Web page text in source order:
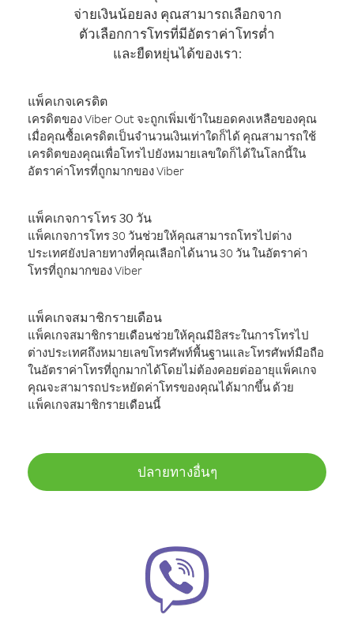
จ่ายเงินน้อยลง คุณสามารถเลือกจาก
ตัวเลือกการโทรที่มีอัตราค่าโทรต่ำ
และยืดหยุ่นได้ของเรา:
แพ็คเกจเครดิต
เครดิตของ Viber Out จะถูกเพิ่มเข้าในยอดคงเหลือของคุณ
เมื่อคุณซื้อเครดิตเป็นจำนวนเงินเท่าใดก็ได้ คุณสามารถใช้
เครดิตของคุณเพื่อโทรไปยังหมายเลขใดก็ได้ในโลกนี้ใน
อัตราค่าโทรที่ถูกมากของ Viber
แพ็คเกจการโทร 30 วัน
แพ็คเกจการโทร 30 วันช่วยให้คุณสามารถโทรไปต่าง
ประเทศยังปลายทางที่คุณเลือกได้นาน 30 วัน ในอัตราค่า
โทรที่ถูกมากของ Viber
แพ็คเกจสมาชิกรายเดือน
แพ็คเกจสมาชิกรายเดือนช่วยให้คุณมีอิสระในการโทรไป
ต่างประเทศถึงหมายเลขโทรศัพท์พื้นฐานและโทรศัพท์มือถือ
ในอัตราค่าโทรที่ถูกมากได้โดยไม่ต้องคอยต่ออายุแพ็คเกจ
คุณจะสามารถประหยัดค่าโทรของคุณได้มากขึ้น ด้วย
แพ็คเกจสมาชิกรายเดือนนี้
ปลายทางอื่นๆ